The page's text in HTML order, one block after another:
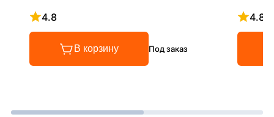
4.8
Рейтинг 4.8 из 5
В корзину Под заказ
4.8